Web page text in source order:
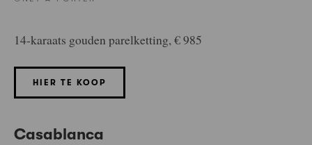
14-karaats gouden parelketting, € 985
HIER TE KOOP
Casablanca